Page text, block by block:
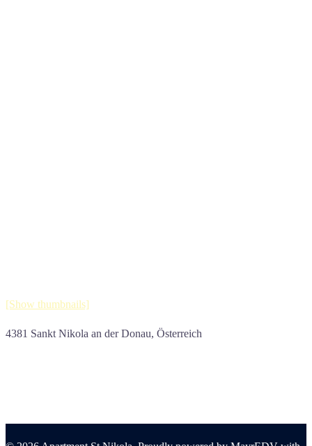
[Show thumbnails]
4381 Sankt Nikola an der Donau, Österreich